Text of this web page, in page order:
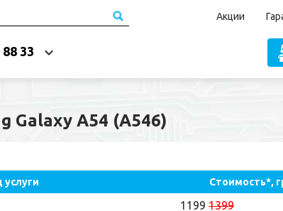
Акции
33
Galaxy A54 (A546)
услуги Стоимость*,
1199 1399